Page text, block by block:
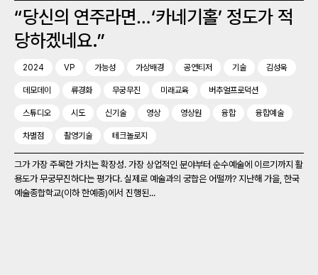
“당신의 연주라면…‘카네기홀’ 정도가 적
당하겠네요.”
2024 VP 가능성 가상배경 공연티저 기술 김성욱
데모데이 류경화 무궁무진 미래교육 버추얼프로덕션
스튜디오 시도 신기술 영상 영상원 융합 융합예술
차별점 촬영기술 테크놀로지
그가 가장 주목한 가치는 확장성. 가장 상업적인 분야부터 순수예술에 이르기까지 활
용도가 무궁무진하다는 평가다. 실제로 예술과의 궁합은 어떨까? 지난해 가을, 한국
예술종합학교(이하 한예종)에서 진행된...